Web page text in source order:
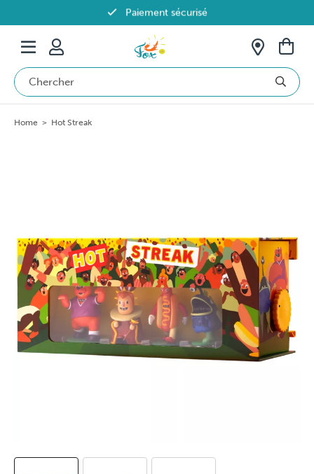
Paiement sécurisé
Livraison offerte dès 69€ en Belgique
Home > Hot Streak